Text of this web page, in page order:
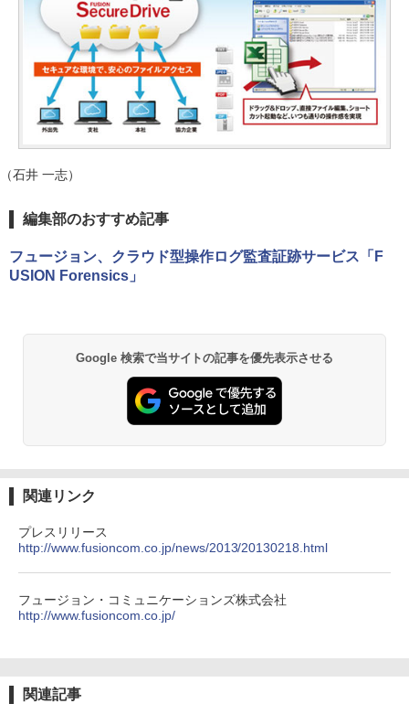
（石井 一志）
編集部のおすすめ記事
フュージョン、クラウド型操作ログ監査証跡サービス「F
USION Forensics」
Google 検索で当サイトの記事を優先表示させる
関連リンク
プレスリリース
http://www.fusioncom.co.jp/news/2013/20130218.html
フュージョン・コミュニケーションズ株式会社
http://www.fusioncom.co.jp/
関連記事